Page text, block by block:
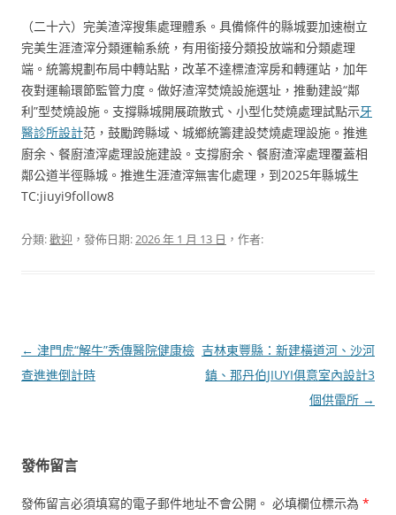
（二十六）完美渣滓搜集處理體系。具備條件的縣城要加速樹立
完美生涯渣滓分類運輸系統，有用銜接分類投放端和分類處理
端。統籌規劃布局中轉站點，改革不達標渣滓房和轉運站，加年
夜對運輸環節監管力度。做好渣滓焚燒設施選址，推動建設“鄰
利”型焚燒設施。支撐縣城開展疏散式、小型化焚燒處理試點示牙
醫診所設計范，鼓勵跨縣域、城鄉統籌建設焚燒處理設施。推進
廚余、餐廚渣滓處理設施建設。支撐廚余、餐廚渣滓處理覆蓋相
鄰公道半徑縣城。推進生涯渣滓無害化處理，到2025年縣城生
TC:jiuyi9follow8
分類:歡迎 ，發佈日期:2026 年 1 月 13 日 ，作者:
文
章
← 津門虎“解牛”秀傳醫院健康檢
查進進倒計時
吉林東豐縣：新建橫道河、沙河
鎮、那丹伯JIUYI俱意室內設計3
個供電所 →
發佈留言
發佈留言必須填寫的電子郵件地址不會公開。 必填欄位標示為 *